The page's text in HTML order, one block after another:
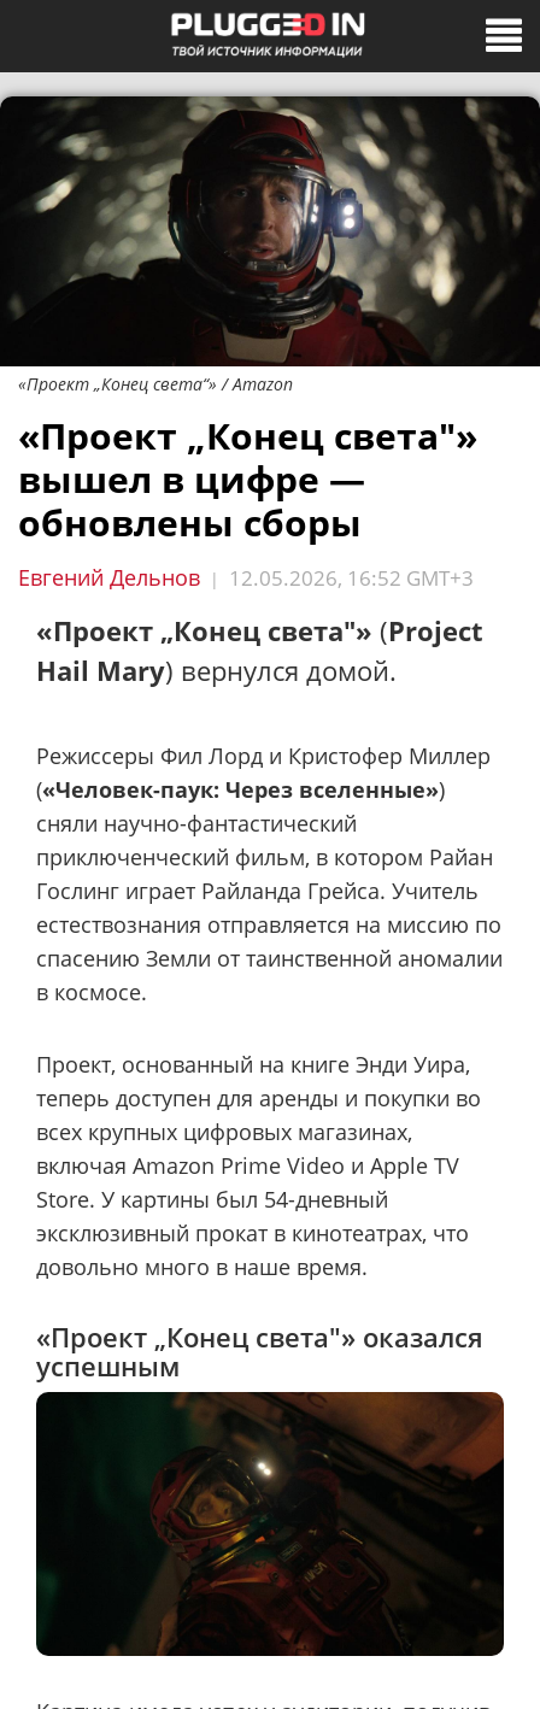
«Проект „Конец света“» / Amazon
«Проект „Конец света"»
вышел в цифре —
обновлены сборы
Евгений Дельнов | 12.05.2026, 16:52 GMT+3
«Проект „Конец света"» (Project
Hail Mary) вернулся домой.
Режиссеры Фил Лорд и Кристофер Миллер
(«Человек-паук: Через вселенные»)
сняли научно-фантастический
приключенческий фильм, в котором Райан
Гослинг играет Райланда Грейса. Учитель
естествознания отправляется на миссию по
спасению Земли от таинственной аномалии
в космосе.
Проект, основанный на книге Энди Уира,
теперь доступен для аренды и покупки во
всех крупных цифровых магазинах,
включая Amazon Prime Video и Apple TV
Store. У картины был 54-дневный
эксклюзивный прокат в кинотеатрах, что
довольно много в наше время.
«Проект „Конец света"» оказался
успешным